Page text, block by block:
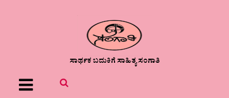
ಸಾರ್ಥಕ ಬದುಕಿಗೆ ಸಾಹಿತ್ಯ ಸಂಗಾತಿ
Menu